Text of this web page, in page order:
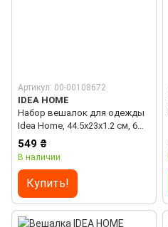
Артикул: 00-00108672
IDEA HOME
Набор вешалок для одежды
Idea Home, 44.5х23х1.2 см, 6
шт.
549 ₴
В наличии
Купить!